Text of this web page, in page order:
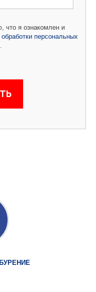
что я ознакомлен и
обработки персональных
.